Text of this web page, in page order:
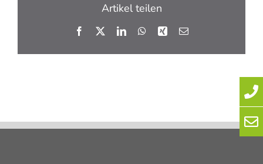
Artikel teilen
Facebook LinkedInWhatsApp
Xing E-